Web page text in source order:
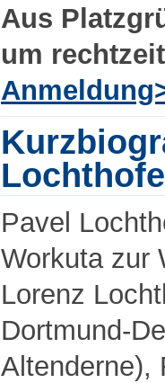
Aus
um
Pavel
Workuta zur
Lorenz
Dortmund-
Altenderne),